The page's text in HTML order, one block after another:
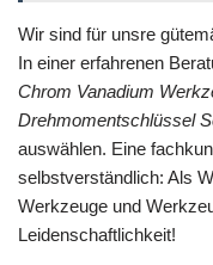
Wir sind für unsre
In einer erfahrenen
Chrom Vanadium
Drehmomentschlüssel
auswählen. Eine
selbstverständlich: Als
Werkzeuge und
Leidenschaftlichkeit!